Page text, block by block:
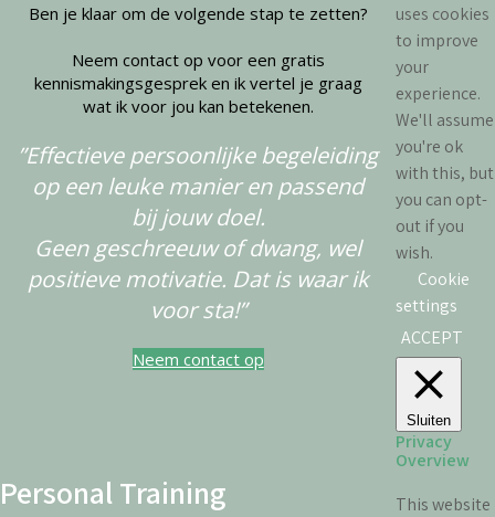
Ben je klaar om de volgende stap te zetten?
Neem contact op voor een gratis
kennismakingsgesprek en ik vertel je graag
wat ik voor jou kan betekenen.
”Effectieve persoonlijke begeleiding
op een leuke manier en passend
bij jouw doel.
Geen geschreeuw of dwang, wel
positieve motivatie. Dat is waar ik
voor sta!”
Neem contact op
Personal Training
uses cookies
to improve
your
experience.
We'll assume
you're ok
with this, but
you can opt-
out if you
wish.
Cookie
settings
ACCEPT
Sluiten
Privacy
Overview
This website